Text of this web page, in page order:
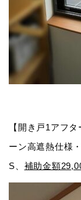
【開き戸1アフ
ーン高遮熱仕様
S、 補助金額